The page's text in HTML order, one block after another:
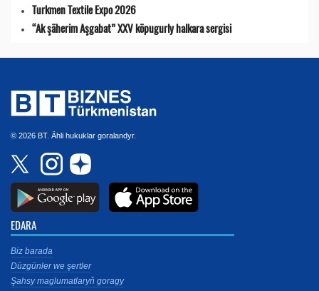
Turkmen Textile Expo 2026
“Ak şäherim Aşgabat” XXV köpugurly halkara sergisi
© 2026 BT. Ähli hukuklar goralandyr.
EDARA
Biz barada
Düzgünler we şertler
Şahsy maglumatlaryň goragy